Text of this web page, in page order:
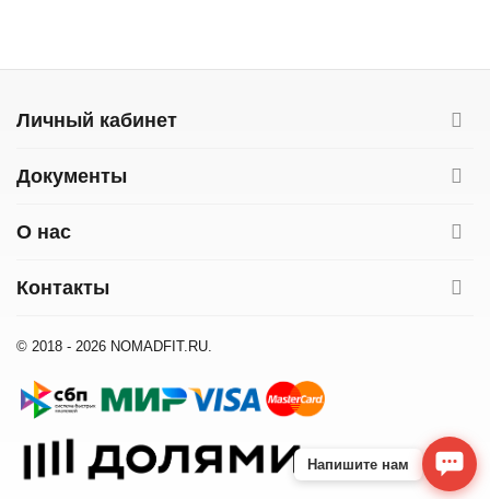
Напишите нам
Личный кабинет
Документы
О нас
Контакты
© 2018 - 2026 NOMADFIT.RU.